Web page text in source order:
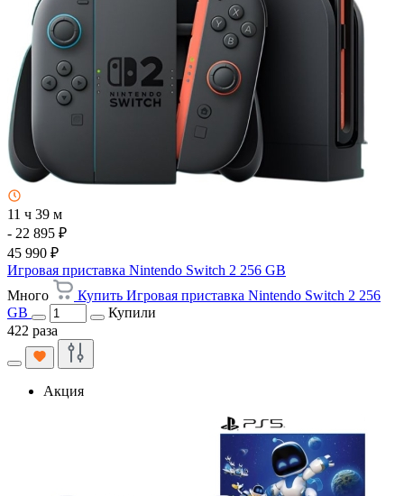
11 ч 39 м
- 22 895 ₽
45 990 ₽
Игровая приставка Nintendo Switch 2 256 GB
Много
Купить Игровая приставка Nintendo Switch 2 256
GB
Купили
422 раза
Акция